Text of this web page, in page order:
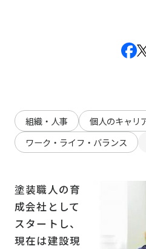
組織・人事
個人のキャリ
ワーク・ライフ・バランス
塗装職人の育
成会社として
スタートし、
現在は建設現